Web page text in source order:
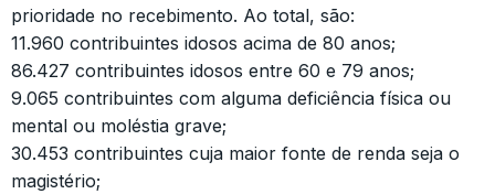
prioridade no recebimento. Ao total, são:
11.960 contribuintes idosos acima de 80 anos;
86.427 contribuintes idosos entre 60 e 79 anos;
9.065 contribuintes com alguma deficiência física ou
mental ou moléstia grave;
30.453 contribuintes cuja maior fonte de renda seja o
magistério;